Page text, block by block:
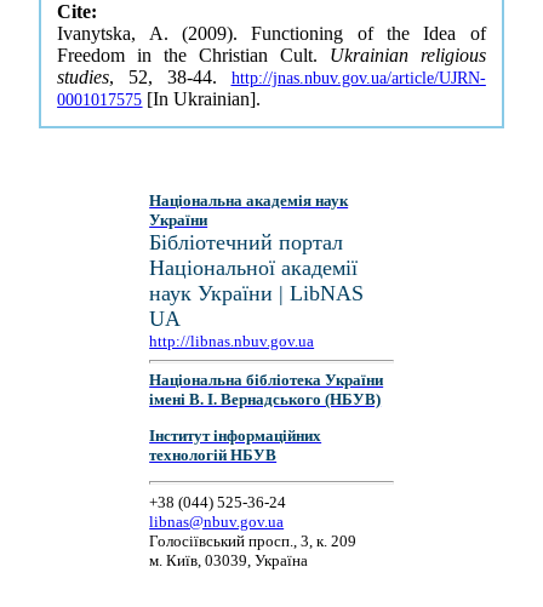
Cite:
Ivanytska, A. (2009). Functioning of the Idea of
Freedom in the Christian Cult. Ukrainian religious
studies, 52, 38-44. http://jnas.nbuv.gov.ua/article/UJRN-
0001017575 [In Ukrainian].
Національна академія наук
України
Бібліотечний портал
Національної академії
наук України | LibNAS
UA
http://libnas.nbuv.gov.ua
Національна бібліотека України
імені В. І. Вернадського (НБУВ)
Інститут інформаційних
технологій НБУВ
+38 (044) 525-36-24
libnas@nbuv.gov.ua
Голосіївський просп., 3, к. 209
м. Київ, 03039, Україна